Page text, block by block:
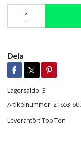
Dela
Lagersaldo: 3
Artikelnummer: 21653-
Leverantör: Top Ten